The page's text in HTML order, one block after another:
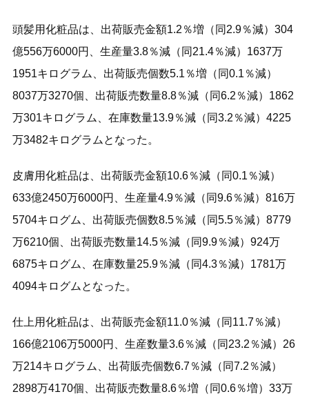
頭髪用化粧品は、出荷販売金額1.2％増（同2.9％減）304
億556万6000円、生産量3.8％減（同21.4％減）1637万
1951キログラム、出荷販売個数5.1％増（同0.1％減）
8037万3270個、出荷販売数量8.8％減（同6.2％減）1862
万301キログラム、在庫数量13.9％減（同3.2％減）4225
万3482キログラムとなった。
皮膚用化粧品は、出荷販売金額10.6％減（同0.1％減）
633億2450万6000円、生産量4.9％減（同9.6％減）816万
5704キログム、出荷販売個数8.5％減（同5.5％減）8779
万6210個、出荷販売数量14.5％減（同9.9％減）924万
6875キログム、在庫数量25.9％減（同4.3％減）1781万
4094キログムとなった。
仕上用化粧品は、出荷販売金額11.0％減（同11.7％減）
166億2106万5000円、生産数量3.6％減（同23.2％減）26
万214キログラム、出荷販売個数6.7％減（同7.2％減）
2898万4170個、出荷販売数量8.6％増（同0.6％増）33万